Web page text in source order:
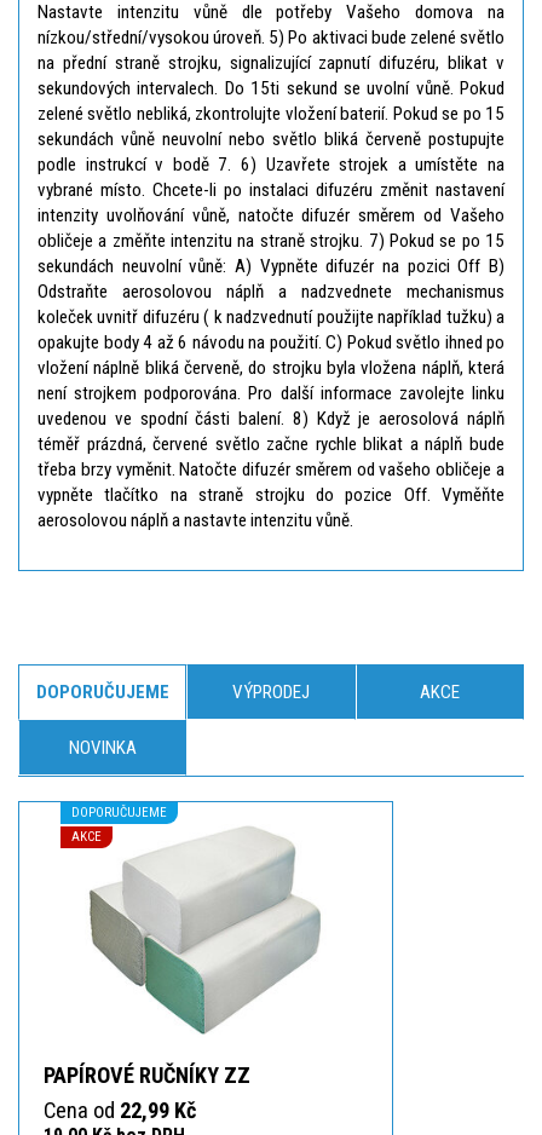
Nastavte intenzitu vůně dle potřeby Vašeho domova na
nízkou/střední/vysokou úroveň. 5) Po aktivaci bude zelené světlo
na přední straně strojku, signalizující zapnutí difuzéru, blikat v
sekundových intervalech. Do 15ti sekund se uvolní vůně. Pokud
zelené světlo nebliká, zkontrolujte vložení baterií. Pokud se po 15
sekundách vůně neuvolní nebo světlo bliká červeně postupujte
podle instrukcí v bodě 7. 6) Uzavřete strojek a umístěte na
vybrané místo. Chcete-li po instalaci difuzéru změnit nastavení
intenzity uvolňování vůně, natočte difuzér směrem od Vašeho
obličeje a změňte intenzitu na straně strojku. 7) Pokud se po 15
sekundách neuvolní vůně: A) Vypněte difuzér na pozici Off B)
Odstraňte aerosolovou náplň a nadzvednete mechanismus
koleček uvnitř difuzéru ( k nadzvednutí použijte například tužku) a
opakujte body 4 až 6 návodu na použití. C) Pokud světlo ihned po
vložení náplně bliká červeně, do strojku byla vložena náplň, která
není strojkem podporována. Pro další informace zavolejte linku
uvedenou ve spodní části balení. 8) Když je aerosolová náplň
téměř prázdná, červené světlo začne rychle blikat a náplň bude
třeba brzy vyměnit. Natočte difuzér směrem od vašeho obličeje a
vypněte tlačítko na straně strojku do pozice Off. Vyměňte
aerosolovou náplň a nastavte intenzitu vůně.
DOPORUČUJEME VÝPRODEJ AKCE
NOVINKA
DOPORUČUJEME
AKCE
PAPÍROVÉ RUČNÍKY ZZ
Cena od 22,99 Kč